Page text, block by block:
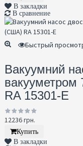
В закладки
В сравнение
Быстрый
Вакуумний
RA 15301-E
12236 грн.
Купить
В закладки